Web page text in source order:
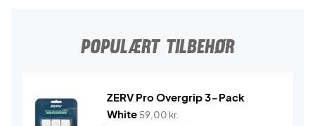
POPULÆRT TILBEHØR
ZERV Pro Overgrip 3-Pack
White 59,00 kr.